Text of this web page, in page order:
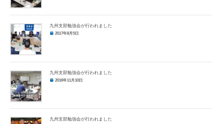
九州支部勉強会が行われました
2017年8月5日
九州支部勉強会が行われました
2016年11月10日
九州支部勉強会が行われました